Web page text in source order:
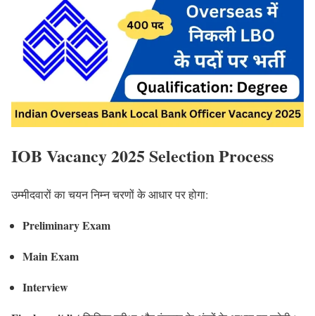
IOB Vacancy 2025 Selection Process
उम्मीदवारों का चयन निम्न चरणों के आधार पर होगा:
Preliminary Exam
Main Exam
Interview